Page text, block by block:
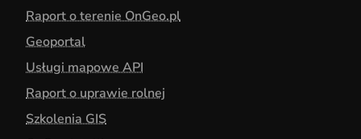
Raport o terenie OnGeo.pl
Geoportal
Usługi mapowe API
Raport o uprawie rolnej
Szkolenia GIS